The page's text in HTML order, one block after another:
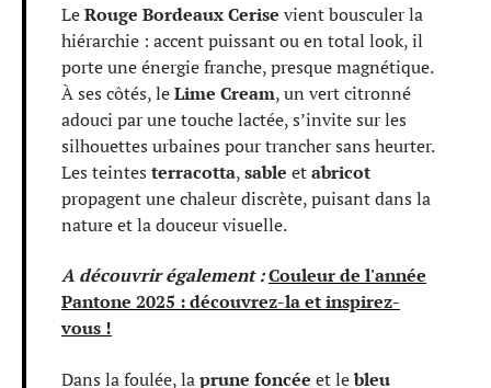
LeRouge Bordeaux Cerise vient bousculer la
hiérarchie : accent puissant ou en total look, il
porte une énergie franche, presque magnétique.
À ses côtés, leLime Cream, un vert citronné
adouci par une touche lactée, s’invite sur les
silhouettes urbaines pour trancher sans heurter.
Les teintes terracotta,sable etabricot
propagent une chaleur discrète, puisant dans la
nature et la douceur visuelle.
A découvrir également :Couleur de l'année
Pantone 2025 : découvrez-la et inspirez-
vous !
Dans la foulée, laprune foncée et lebleu